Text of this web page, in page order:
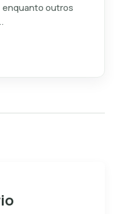
enquanto outros